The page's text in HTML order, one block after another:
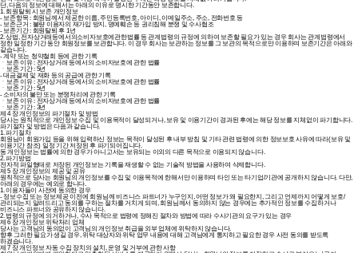
단, 다음의 정보에 대해서는 아래의 이유로 명시한 기간동안 보존합니다.
1. 회원탈퇴 시 보존 개인정보
- 보존항목 : 회원님께서 제공한 이름, 주민등록번호, 아이디, 이메일주소, 주소, 전화번호 등
- 보존근거 : 불량 이용자의 재가입 방지, 명예훼손 등 권리침해 분쟁 및 수사협조
- 보존기간 : 회원탈퇴 후 1년
2. 상법, 전자상거래등에서의소비자보호에관한법률 등 관계법령의 규정에 의하여 보존할 필요가 있는 경우 회사는 관계법령에서
정한 일정한 기간 동안 회원정보를 보관합니다. 이 경우 회사는 보관하는 정보를 그 보관의 목적으로만 이용하며 보존기간은 아래와
같습니다.
- 계약 또는 청약철회 등에 관한 기록
ㆍ보존 이유 : 전자상거래 등에서의 소비자보호에 관한 법률
ㆍ보존 기간 : 5년
- 대금결제 및 재화 등의 공급에 관한 기록
ㆍ보존 이유 : 전자상거래 등에서의 소비자보호에 관한 법률
ㆍ보존 기간 : 5년
- 소비자의 불만 또는 분쟁처리에 관한 기록
ㆍ보존 이유 : 전자상거래 등에서의 소비자보호에 관한 법률
ㆍ보존 기간 : 3년
제 4 장 개인정보의 파기절차 및 방법
당사는 원칙적으로 개인정보 수집 및 이용목적이 달성되거나, 보유 및 이용기간이 경과된 후에는 해당 정보를 지체없이 파기합니다.
파기절차 및 방법은 다음과 같습니다.
1. 파기절차
회원님이 회원가입 등을 위해 입력하신 정보는 목적이 달성된 후 내부 방침 및 기타 관련 법령에 의한 정보보호 사유에 따라(보유 및
이용기간 참조) 일정 기간 저장된 후 파기되어집니다.
동 개인정보는 법률에 의한 경우가 아니고서는 보유되는 이외의 다른 목적으로 이용되지 않습니다.
2. 파기방법
전자적 파일형태로 저장된 개인정보는 기록을 재생할 수 없는 기술적 방법을 사용하여 삭제합니다.
제 5 장 개인정보의 제공 및 공유
원칙적으로 당사는 회원님의 개인정보를 수집 및 이용목적에 한해서만 이용하며 타인 또는 타기업/기관에 공개하지 않습니다. 다만,
아래의 경우에는 예외로 합니다.
1. 이용자들이 사전에 동의한 경우
- 정보수집 또는 정보제공 이전에 회원님께 비즈니스 파트너가 누구인지, 어떤 정보가 왜 필요한지, 그리고 언제까지 어떻게 보호/
관리되는지 알려드리고 동의를 구하는 절차를 거치게 되며, 회원님께서 동의하지 않는 경우에는 추가적인 정보를 수집하거나
비즈니스 파트너와 공유하지 않습니다.
2. 법령의 규정에 의거하거나, 수사 목적으로 법령에 정해진 절차와 방법에 따라 수사기관의 요구가 있는 경우
제 6 장 개인정보 위탁처리 업체
당사는 고객님의 동의없이 고객님의 개인정보 취급을 외부 업체에 위탁하지 않습니다.
향후 그러한 필요가 생길 경우, 위탁 대상자와 위탁 업무 내용에 대해 고객님에게 통지하고 필요한 경우 사전 동의를 받도록
하겠습니다.
제 7 장 개인정보 자동 수집 장치의 설치, 운영 및 거부에 관한 사항